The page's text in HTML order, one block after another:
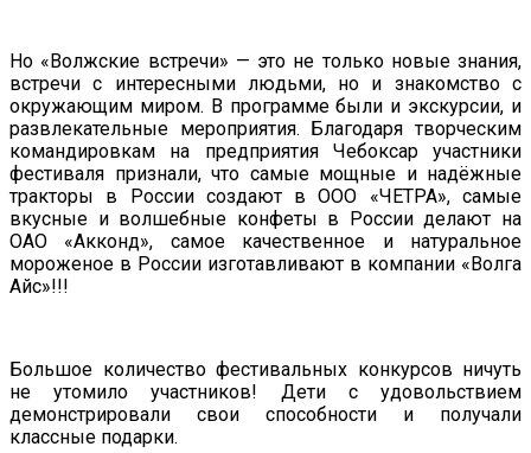
Но «Волжские встречи» — это не только новые знания,
встречи с интересными людьми, но и знакомство с
окружающим миром. В программе были и экскурсии, и
развлекательные мероприятия. Благодаря творческим
командировкам на предприятия Чебоксар участники
фестиваля признали, что самые мощные и надёжные
тракторы в России создают в ООО «ЧЕТРА», самые
вкусные и волшебные конфеты в России делают на
ОАО «Акконд», самое качественное и натуральное
мороженое в России изготавливают в компании «Волга
Айс»!!!
Большое количество фестивальных конкурсов ничуть
не утомило участников! Дети с удовольствием
демонстрировали свои способности и получали
классные подарки.